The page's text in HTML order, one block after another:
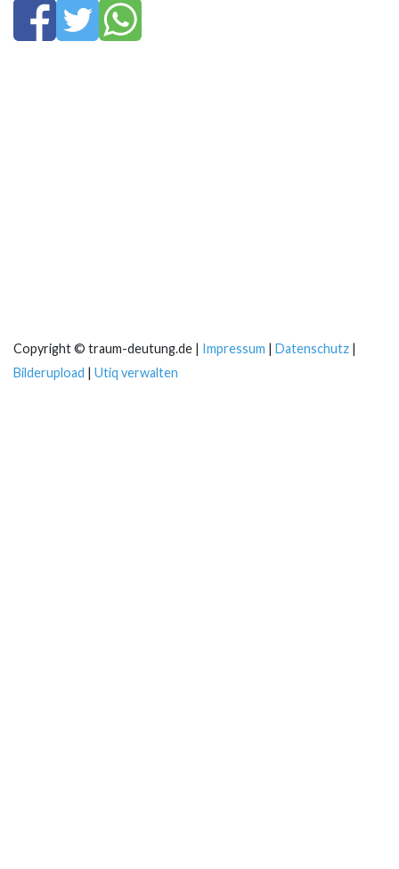
Copyright © traum-deutung.de | Impressum | Datenschutz |
Bilderupload | Utiq verwalten